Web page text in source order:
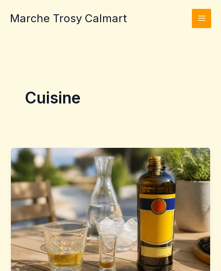
Marche Trosy Calmart
Cuisine
Dosage
ricard
quelle
quantité
pour
un
pastis
parfaitement
dosé